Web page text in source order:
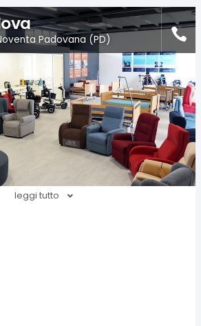
Padovana (PD)
leggi tutto